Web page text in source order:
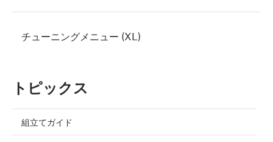
チューニングメニュー (XL)
トピックス
組立てガイド